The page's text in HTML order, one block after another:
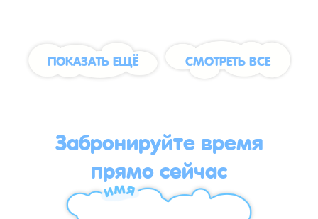
ПОКАЗАТЬ ЕЩЁ СМОТРЕТЬ ВСЕ
Забронируйте время
прямо сейчас